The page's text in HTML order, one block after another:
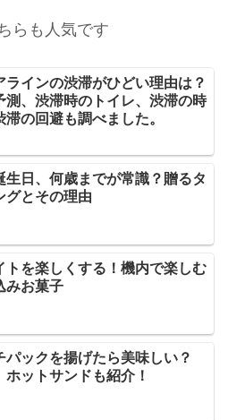
らも人気です
ラインの渋滞がひどい理由は？
測、渋滞時のトイレ、渋滞の時
滞の回避も調べました。
生日、何歳までが常識？贈るタ
グとその理由
トを楽しくする！機内で楽しむ
みお菓子
パックを揚げたら美味しい？
ホットサンドも紹介！